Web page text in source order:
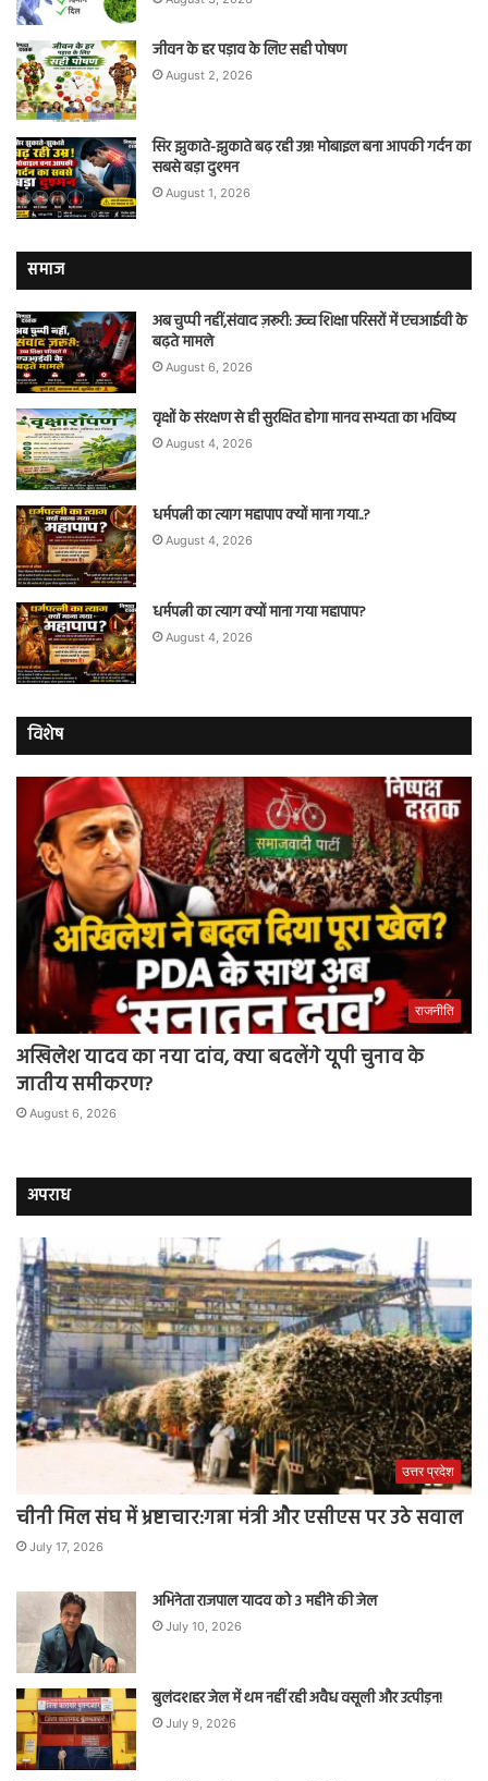
जीवन के हर पड़ाव के लिए सही पोषण
August 2, 2026
सिर झुकाते-झुकाते बढ़ रही उम्र! मोबाइल बना आपकी गर्दन का
सबसे बड़ा दुश्मन
August 1, 2026
समाज
अब चुप्पी नहीं,संवाद ज़रूरी: उच्च शिक्षा परिसरों में एचआईवी के
बढ़ते मामले
August 6, 2026
वृक्षों के संरक्षण से ही सुरक्षित होगा मानव सभ्यता का भविष्य
August 4, 2026
धर्मपत्नी का त्याग महापाप क्यों माना गया..?
August 4, 2026
धर्मपत्नी का त्याग क्यों माना गया महापाप?
August 4, 2026
विशेष
राजनीति
अखिलेश यादव का नया दांव, क्या बदलेंगे यूपी चुनाव के
जातीय समीकरण?
August 6, 2026
अपराध
उत्तर प्रदेश
चीनी मिल संघ में भ्रष्टाचार:गन्ना मंत्री और एसीएस पर उठे सवाल
July 17, 2026
अभिनेता राजपाल यादव को 3 महीने की जेल
July 10, 2026
बुलंदशहर जेल में थम नहीं रही अवैध वसूली और उत्पीड़न!
July 9, 2026